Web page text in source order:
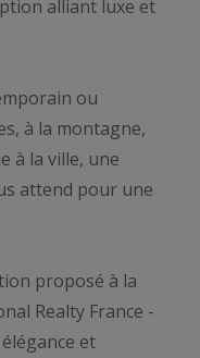
alliant luxe et
ou
à la montagne,
à la ville, une
attend pour une
proposé à la
Realty France -
et